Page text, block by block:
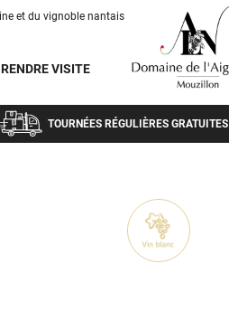
et du vignoble nantais
VISITE
TOURNÉES RÉGULIÈRES GRATUITES